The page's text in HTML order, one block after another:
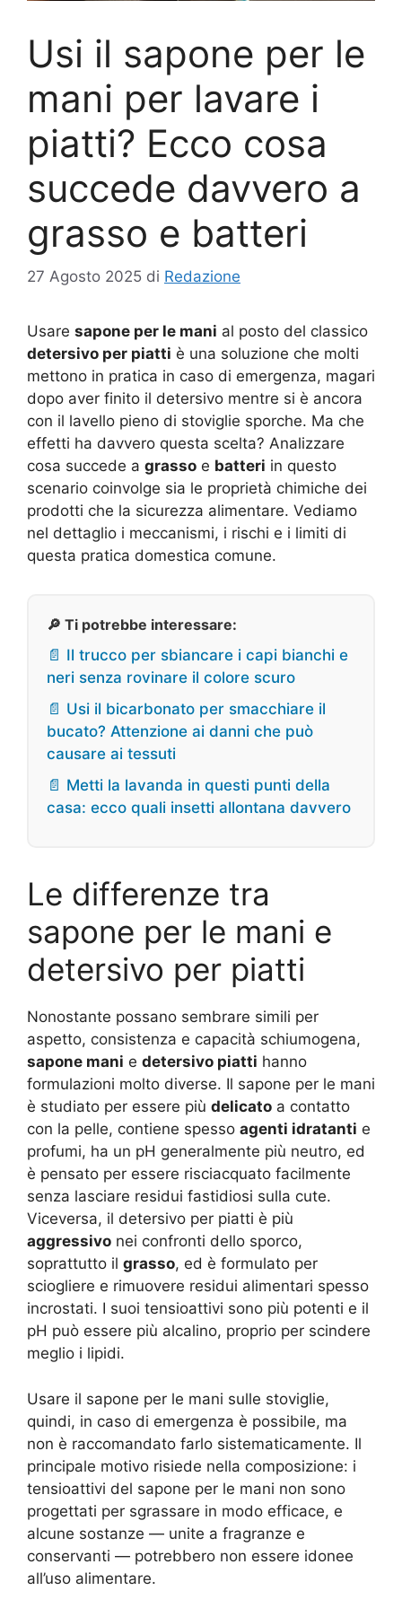
Usi il sapone per le
mani per lavare i
piatti? Ecco cosa
succede davvero a
grasso e batteri
27 Agosto 2025 di Redazione
Usare sapone per le mani al posto del classico
detersivo per piatti è una soluzione che molti
mettono in pratica in caso di emergenza, magari
dopo aver finito il detersivo mentre si è ancora
con il lavello pieno di stoviglie sporche. Ma che
effetti ha davvero questa scelta? Analizzare
cosa succede a grasso e batteri in questo
scenario coinvolge sia le proprietà chimiche dei
prodotti che la sicurezza alimentare. Vediamo
nel dettaglio i meccanismi, i rischi e i limiti di
questa pratica domestica comune.
🔎 Ti potrebbe interessare:
📄 Il trucco per sbiancare i capi bianchi e
neri senza rovinare il colore scuro
📄 Usi il bicarbonato per smacchiare il
bucato? Attenzione ai danni che può
causare ai tessuti
📄 Metti la lavanda in questi punti della
casa: ecco quali insetti allontana davvero
Le differenze tra
sapone per le mani e
detersivo per piatti
Nonostante possano sembrare simili per
aspetto, consistenza e capacità schiumogena,
sapone mani e detersivo piatti hanno
formulazioni molto diverse. Il sapone per le mani
è studiato per essere più delicato a contatto
con la pelle, contiene spesso agenti idratanti e
profumi, ha un pH generalmente più neutro, ed
è pensato per essere risciacquato facilmente
senza lasciare residui fastidiosi sulla cute.
Viceversa, il detersivo per piatti è più
aggressivo nei confronti dello sporco,
soprattutto il grasso, ed è formulato per
sciogliere e rimuovere residui alimentari spesso
incrostati. I suoi tensioattivi sono più potenti e il
pH può essere più alcalino, proprio per scindere
meglio i lipidi.
Usare il sapone per le mani sulle stoviglie,
quindi, in caso di emergenza è possibile, ma
non è raccomandato farlo sistematicamente. Il
principale motivo risiede nella composizione: i
tensioattivi del sapone per le mani non sono
progettati per sgrassare in modo efficace, e
alcune sostanze — unite a fragranze e
conservanti — potrebbero non essere idonee
all’uso alimentare.